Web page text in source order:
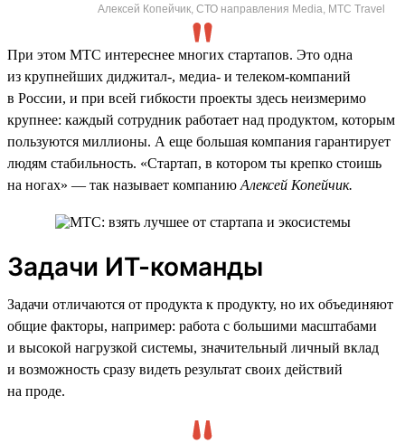
Алексей Копейчик, СТО направления Media, МТС Travel
При этом МТС интереснее многих стартапов. Это одна
из крупнейших диджитал-, медиа- и телеком-компаний
в России, и при всей гибкости проекты здесь неизмеримо
крупнее: каждый сотрудник работает над продуктом, которым
пользуются миллионы. А еще большая компания гарантирует
людям стабильность. «Стартап, в котором ты крепко стоишь
на ногах» — так называет компанию Алексей Копейчик.
Задачи ИТ-команды
Задачи отличаются от продукта к продукту, но их объединяют
общие факторы, например: работа с большими масштабами
и высокой нагрузкой системы, значительный личный вклад
и возможность сразу видеть результат своих действий
на проде.